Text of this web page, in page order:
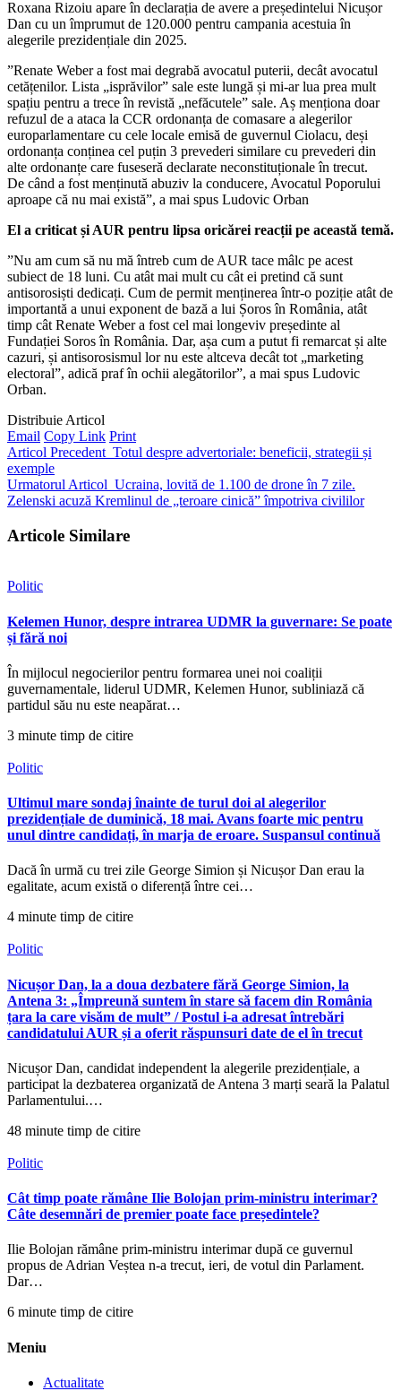
Roxana Rizoiu apare în declarația de avere a președintelui Nicușor
Dan cu un împrumut de 120.000 pentru campania acestuia în
alegerile prezidențiale din 2025.
”Renate Weber a fost mai degrabă avocatul puterii, decât avocatul
cetățenilor. Lista „isprăvilor” sale este lungă și mi-ar lua prea mult
spațiu pentru a trece în revistă „nefăcutele” sale. Aș menționa doar
refuzul de a ataca la CCR ordonanța de comasare a alegerilor
europarlamentare cu cele locale emisă de guvernul Ciolacu, deși
ordonanța conținea cel puțin 3 prevederi similare cu prevederi din
alte ordonanțe care fuseseră declarate neconstituționale în trecut.
De când a fost menținută abuziv la conducere, Avocatul Poporului
aproape că nu mai există”, a mai spus Ludovic Orban
El a criticat și AUR pentru lipsa oricărei reacții pe această temă.
”Nu am cum să nu mă întreb cum de AUR tace mâlc pe acest
subiect de 18 luni. Cu atât mai mult cu cât ei pretind că sunt
antisorosiști dedicați. Cum de permit menținerea într-o poziție atât de
importantă a unui exponent de bază a lui Șoros în România, atât
timp cât Renate Weber a fost cel mai longeviv președinte al
Fundației Soros în România. Dar, așa cum a putut fi remarcat și alte
cazuri, și antisorosismul lor nu este altceva decât tot „marketing
electoral”, adică praf în ochii alegătorilor”, a mai spus Ludovic
Orban.
Distribuie Articol
Email Copy Link Print
Articol Precedent Totul despre advertoriale: beneficii, strategii și
exemple
Urmatorul Articol Ucraina, lovită de 1.100 de drone în 7 zile.
Zelenski acuză Kremlinul de „teroare cinică” împotriva civililor
Articole Similare
Politic
Kelemen Hunor, despre intrarea UDMR la guvernare: Se poate
și fără noi
În mijlocul negocierilor pentru formarea unei noi coaliții
guvernamentale, liderul UDMR, Kelemen Hunor, subliniază că
partidul său nu este neapărat…
3 minute timp de citire
Politic
Ultimul mare sondaj înainte de turul doi al alegerilor
prezidențiale de duminică, 18 mai. Avans foarte mic pentru
unul dintre candidați, în marja de eroare. Suspansul continuă
Dacă în urmă cu trei zile George Simion și Nicușor Dan erau la
egalitate, acum există o diferență între cei…
4 minute timp de citire
Politic
Nicușor Dan, la a doua dezbatere fără George Simion, la
Antena 3: „Împreună suntem în stare să facem din România
țara la care visăm de mult” / Postul i-a adresat întrebări
candidatului AUR și a oferit răspunsuri date de el în trecut
Nicușor Dan, candidat independent la alegerile prezidențiale, a
participat la dezbaterea organizată de Antena 3 marți seară la Palatul
Parlamentului.…
48 minute timp de citire
Politic
Cât timp poate rămâne Ilie Bolojan prim-ministru interimar?
Câte desemnări de premier poate face președintele?
Ilie Bolojan rămâne prim-ministru interimar după ce guvernul
propus de Adrian Veștea n-a trecut, ieri, de votul din Parlament.
Dar…
6 minute timp de citire
Meniu
Actualitate